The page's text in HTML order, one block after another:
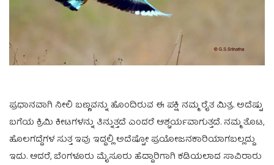
ಪ್ರಧಾನವಾಗಿ ನೀಲಿ ಬಣ್ಣವನ್ನು ಹೊಂದಿರುವ ಈ ಪಕ್ಷಿ ನಮ್ಮ ರೈತ ಮಿತ್ರ. ಅದೆಷ್ಟು
ಬಗೆಯ ಕ್ರಿಮಿ ಕೀಟಗಳನ್ನು ತಿನ್ನುತ್ತದೆ ಎಂದರೆ ಆಶ್ಚರ್ಯವಾಗುತ್ತದೆ. ನಮ್ಮ ತೊಟ,
ಹೊಲಗದ್ದೆಗಳ ಸುತ್ತ ಇವು ಇದ್ದಲ್ಲಿ ಅದೆಷ್ಟೋ ಪ್ರಯೋಜನಕಾರಿಯಾಗಬಲ್ಲದ್ದು
ಇದು. ಆದರೆ, ಬೆಂಗಳೂರು ಮೈಸೂರು ಹೆದ್ದಾರಿಗಾಗಿ ಕಡಿಯಲಾದ ಸಾವಿರಾರು